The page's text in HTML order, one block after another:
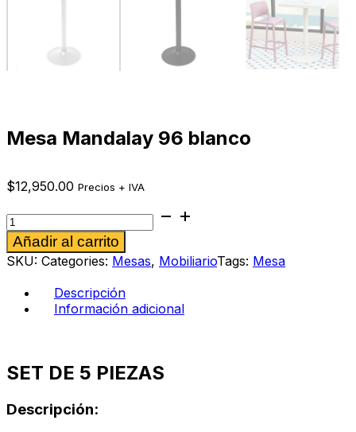
Mesa Mandalay 96 blanco
$12,950.00 Precios + IVA
Mesa
Mandalay
96
blanco
cantidad
Añadir al carrito
SKU: Categories: Mesas, MobiliarioTags: Mesa
Descripción
Información adicional
SET DE 5 PIEZAS
Descripción: